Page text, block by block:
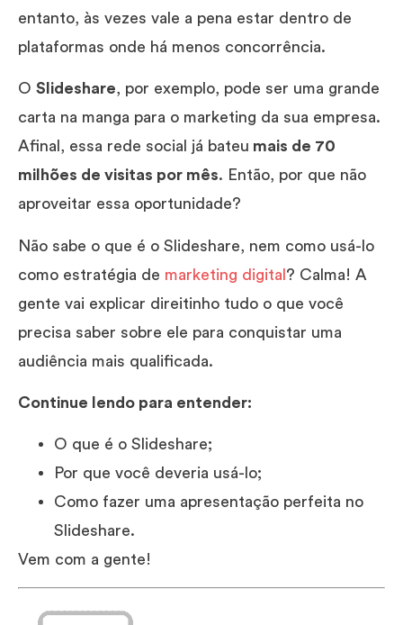
entanto, às vezes vale a pena estar dentro de
plataformas onde há menos concorrência.
O Slideshare, por exemplo, pode ser uma grande
carta na manga para o marketing da sua empresa.
Afinal, essa rede social já bateu mais de 70
milhões de visitas por mês. Então, por que não
aproveitar essa oportunidade?
Não sabe o que é o Slideshare, nem como usá-lo
como estratégia de marketing digital ? Calma! A
gente vai explicar direitinho tudo o que você
precisa saber sobre ele para conquistar uma
audiência mais qualificada.
Continue lendo para entender:
O que é o Slideshare;
Por que você deveria usá-lo;
Como fazer uma apresentação perfeita no
Slideshare.
Vem com a gente!